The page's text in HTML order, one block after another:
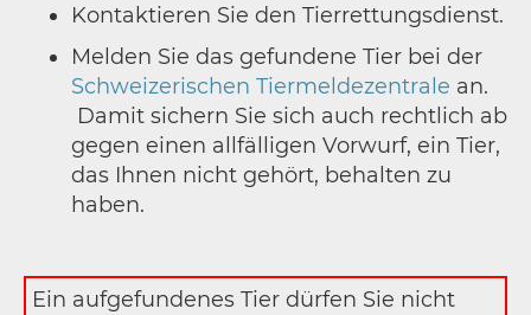
Kontaktieren Sie den Tierrettungsdienst.
Melden Sie das gefundene Tier bei der
Schweizerischen Tiermeldezentrale an.
Damit sichern Sie sich auch rechtlich ab
gegen einen allfälligen Vorwurf, ein Tier,
das Ihnen nicht gehört, behalten zu
haben.
Ein aufgefundenes Tier dürfen Sie nicht